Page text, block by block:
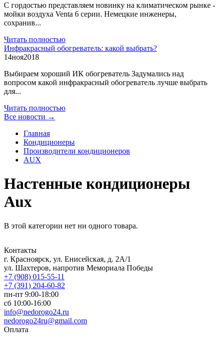
С гордостью представляем новинку на климатическом рынке -
мойки воздуха Venta 6 серии. Немецкие инженеры,
сохранив...
Читать полностью
Инфракрасный обогреватель: какой выбрать?
14ноя2018
Выбираем хороший ИК обогреватель Задумались над
вопросом какой инфракрасный обогреватель лучше выбрать
для...
Читать полностью
Все новости →
Главная
Кондиционеры
Производители кондиционеров
AUX
Настенные кондиционеры
Aux
В этой категории нет ни одного товара.
Контакты
г. Красноярск, ул. Енисейская, д. 2А/1
ул. Шахтеров, напротив Мемориала Победы
+7 (908) 015-55-11
+7 (391) 204-60-82
пн-пт 9:00-18:00
сб 10:00-16:00
info@nedorogo24.ru
nedorogo24ru@gmail.com
Оплата